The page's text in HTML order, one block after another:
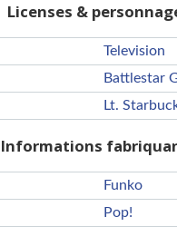
Licenses &
Television
Battlestar
Lt.
Informations
Funko
Pop!